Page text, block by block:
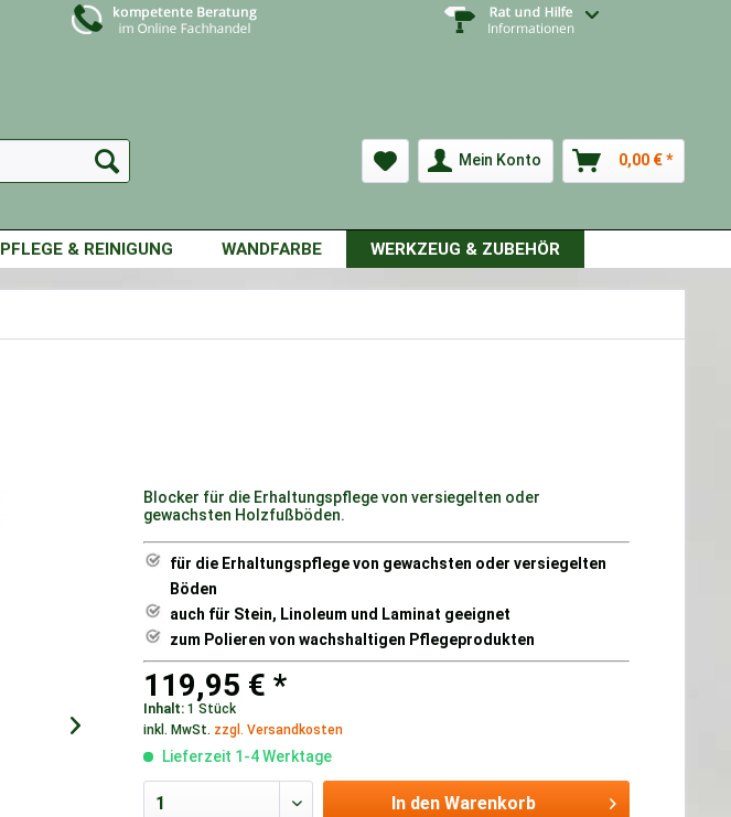
Mein Konto 0,00 € *
PFLEGE & REINIGUNG WANDFARBE WERKZEUG & ZUBEHÖR
Blocker für die Erhaltungspflege von versiegelten oder
gewachsten Holzfußböden.
für die Erhaltungspflege von gewachsten oder versiegelten
Böden
auch für Stein, Linoleum und Laminat geeignet
zum Polieren von wachshaltigen Pflegeprodukten
119,95 € *
Inhalt:1 Stück
inkl. MwSt. zzgl. Versandkosten
Lieferzeit 1-4 Werktage
In den Warenkorb